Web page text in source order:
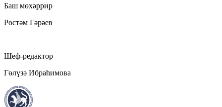
Баш мөхәррир
Рөстәм Гәрәев
Шеф-редактор
Гөлүзә Ибраһимова